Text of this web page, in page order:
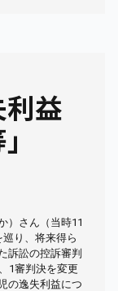
益
」
）さん（当時11
り、将来得ら
訴訟の控訴審判
1審判決を変更
の逸失利益につ